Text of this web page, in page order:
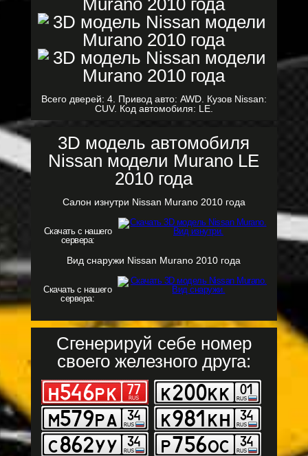
Всего дверей: 4. Привод авто: AWD. Кузов Nissan:
CUV. Код автомобиля: LE.
3D модель автомобиля
Nissan модели Murano LE
2010 года
Салон изнутри Nissan Murano 2010 года
Скачать с нашего
сервера:
Вид снаружи Nissan Murano 2010 года
Скачать с нашего
сервера:
Сгенерируй себе номер
своего железного друга: